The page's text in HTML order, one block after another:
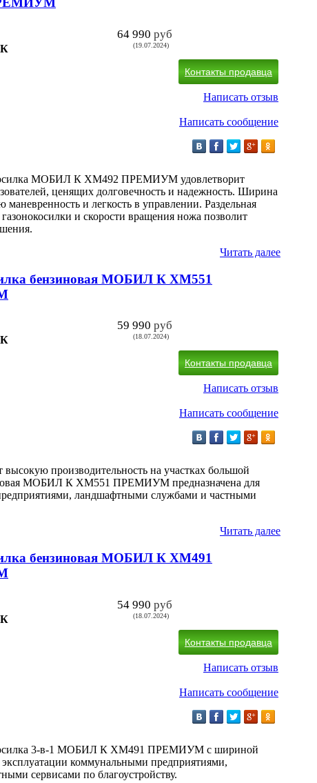
64 990 руб
(19.07.2024)
Контакты продавца
Написать отзыв
Написать сообщение
МОБИЛ К XM492 ПРЕМИУМ удовлетворит
ценящих долговечность и надежность. Ширина
маневренность и легкость в управлении. Раздельная
и скорости вращения ножа позволит
Читать далее
бензиновая МОБИЛ К XM551
59 990 руб
(18.07.2024)
Контакты продавца
Написать отзыв
Написать сообщение
производительность на участках большой
МОБИЛ К XM551 ПРЕМИУМ предназначена для
ландшафтными службами и частными
Читать далее
бензиновая МОБИЛ К XM491
54 990 руб
(18.07.2024)
Контакты продавца
Написать отзыв
Написать сообщение
3-в-1 МОБИЛ К XM491 ПРЕМИУМ с шириной
эксплуатации коммунальными предприятиями,
сервисами по благоустройству.